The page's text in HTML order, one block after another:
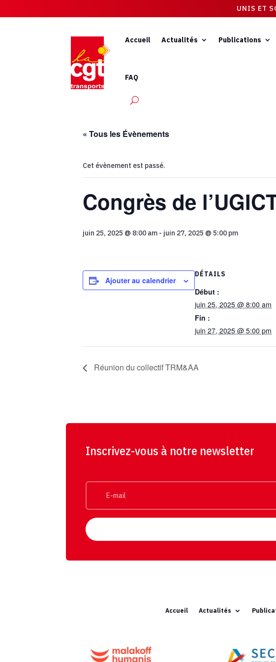
UNIS ET
Accueil Actualités Publications
FAQ
« Tous les Évènements
Cet évènement est passé.
Congrès de
juin 25, 2025 @ 8:00 am - juin 27, 2025 @ 5:00 pm
Ajouter au calendrier
DÉTAILS
Début :
juin 25, 2025 @ 8:00 am
Fin :
juin 27, 2025 @ 5:00 pm
Réunion du collectif TRM&AA
Inscrivez-vous à notre newsletter
Accueil Actualités